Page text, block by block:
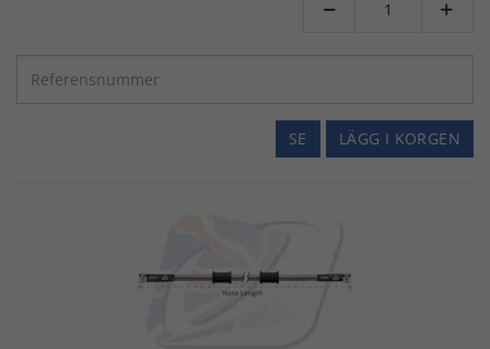
 
LÄGG I KORGEN
SE